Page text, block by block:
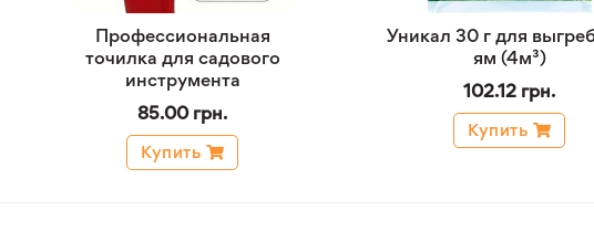
Профессиональная
точилка для садового
инструмента
85.00 грн.
Купить
Уникал 30 г для
ям (4м³)
102.12 грн.
Купить